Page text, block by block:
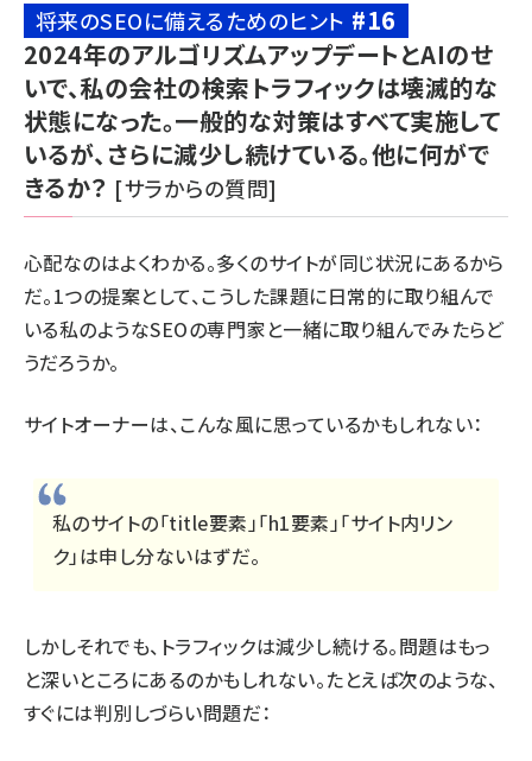
将来のSEOに備えるためのヒント #16
2024年のアルゴリズムアップデートとAIのせ
いで、私の会社の検索トラフィックは壊滅的な
状態になった。一般的な対策はすべて実施して
いるが、さらに減少し続けている。他に何がで
きるか？ [サラからの質問]
心配なのはよくわかる。多くのサイトが同じ状況にあるから
だ。1つの提案として、こうした課題に日常的に取り組んで
いる私のようなSEOの専門家と一緒に取り組んでみたらど
うだろうか。
サイトオーナーは、こんな風に思っているかもしれない：
私のサイトの「title要素」「h1要素」「サイト内リン
ク」は申し分ないはずだ。
しかしそれでも、トラフィックは減少し続ける。問題はもっ
と深いところにあるのかもしれない。たとえば次のような、
すぐには判別しづらい問題だ：